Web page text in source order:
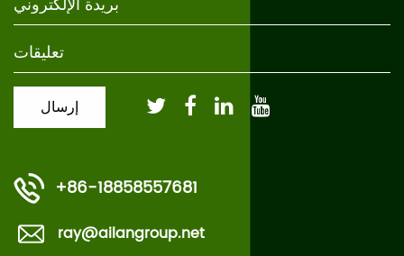
+86-18858557681
ray@ailangroup.net